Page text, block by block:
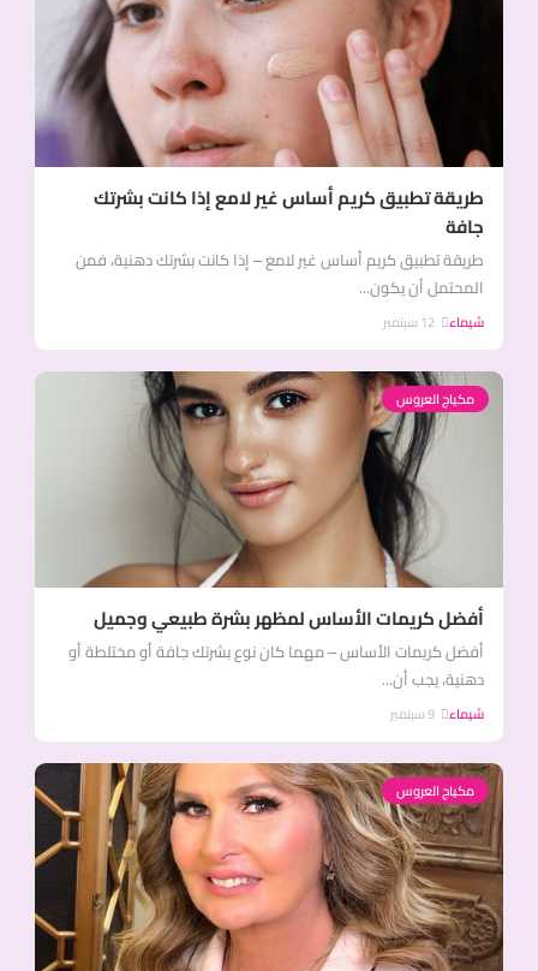
طريقة تطبيق كريم أساس غير لامع إذا كانت بشرتك
جافة
طريقة تطبيق كريم أساس غير لامع – إذا كانت بشرتك دهنية، فمن
المحتمل أن يكون...
شيماء
مكياج العروس
أفضل كريمات الأساس لمظهر بشرة طبيعي وجميل
أفضل كريمات الأساس – مهما كان نوع بشرتك جافة أو مختلطة أو
دهنية، يجب أن...
شيماء
مكياج العروس